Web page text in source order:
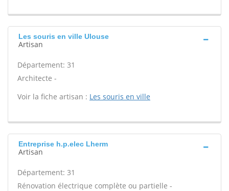
Les souris en ville Ulouse
Artisan
Département: 31
Architecte -
Voir la fiche artisan : Les souris en ville
Entreprise h.p.elec Lherm
Artisan
Département: 31
Rénovation électrique complète ou partielle -